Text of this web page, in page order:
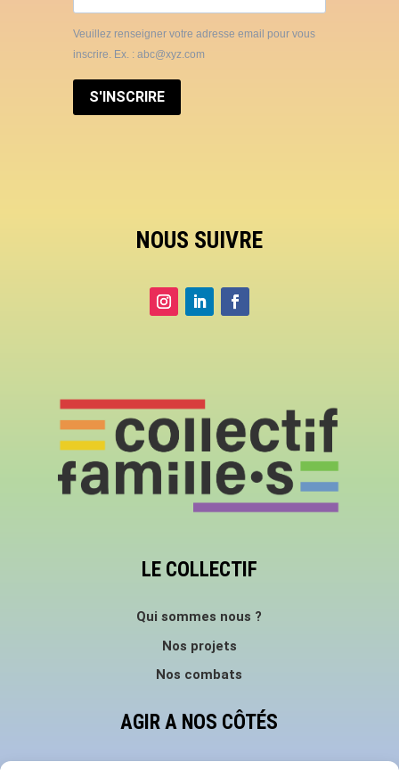
Veuillez renseigner votre adresse email pour vous
inscrire. Ex. : abc@xyz.com
S'INSCRIRE
NOUS SUIVRE
LE COLLECTIF
Qui sommes nous ?
Nos projets
Nos combats
AGIR A NOS CÔTÉS